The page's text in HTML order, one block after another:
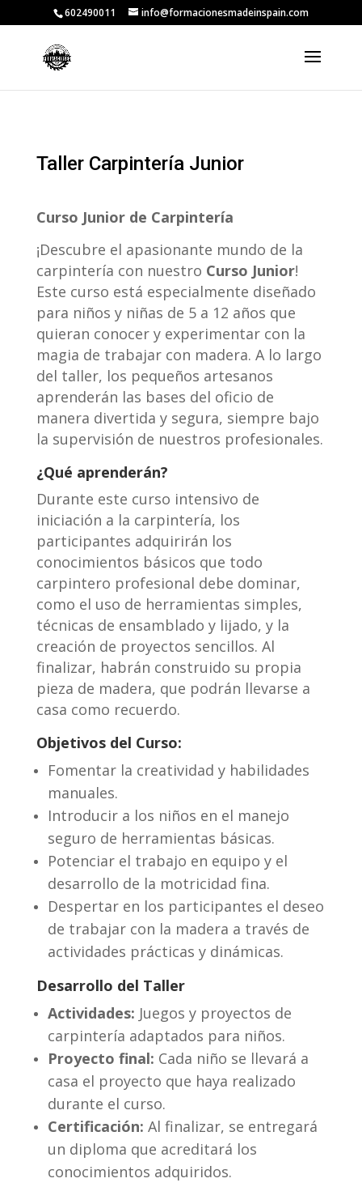
602490011 info@formacionesmadeinspain.com
Taller Carpintería Junior
Curso Junior de Carpintería
¡Descubre el apasionante mundo de la
carpintería con nuestro Curso Junior!
Este curso está especialmente diseñado
para niños y niñas de 5 a 12 años que
quieran conocer y experimentar con la
magia de trabajar con madera. A lo largo
del taller, los pequeños artesanos
aprenderán las bases del oficio de
manera divertida y segura, siempre bajo
la supervisión de nuestros profesionales.
¿Qué aprenderán?
Durante este curso intensivo de
iniciación a la carpintería, los
participantes adquirirán los
conocimientos básicos que todo
carpintero profesional debe dominar,
como el uso de herramientas simples,
técnicas de ensamblado y lijado, y la
creación de proyectos sencillos. Al
finalizar, habrán construido su propia
pieza de madera, que podrán llevarse a
casa como recuerdo.
Objetivos del Curso:
Fomentar la creatividad y habilidades
manuales.
Introducir a los niños en el manejo
seguro de herramientas básicas.
Potenciar el trabajo en equipo y el
desarrollo de la motricidad fina.
Despertar en los participantes el deseo
de trabajar con la madera a través de
actividades prácticas y dinámicas.
Desarrollo del Taller
Actividades: Juegos y proyectos de
carpintería adaptados para niños.
Proyecto final: Cada niño se llevará a
casa el proyecto que haya realizado
durante el curso.
Certificación: Al finalizar, se entregará
un diploma que acreditará los
conocimientos adquiridos.